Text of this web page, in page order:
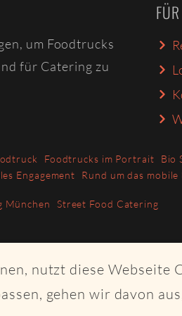
nutzt diese Webseite
gehen wir davon
um Foodtrucks
für Catering zu
Foodtrucks im Portrait Bio
Engagement Rund um das mobile
München Street Food Catering